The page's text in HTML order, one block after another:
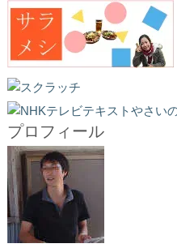
プロフィール